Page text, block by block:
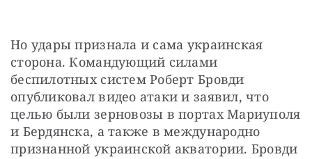
Но удары признала и сама украинская
сторона. Командующий силами
беспилотных систем Роберт Бровди
опубликовал видео атаки и заявил, что
целью были зерновозы в портах Мариуполя
и Бердянска, а также в международно
признанной украинской акватории. Бровди